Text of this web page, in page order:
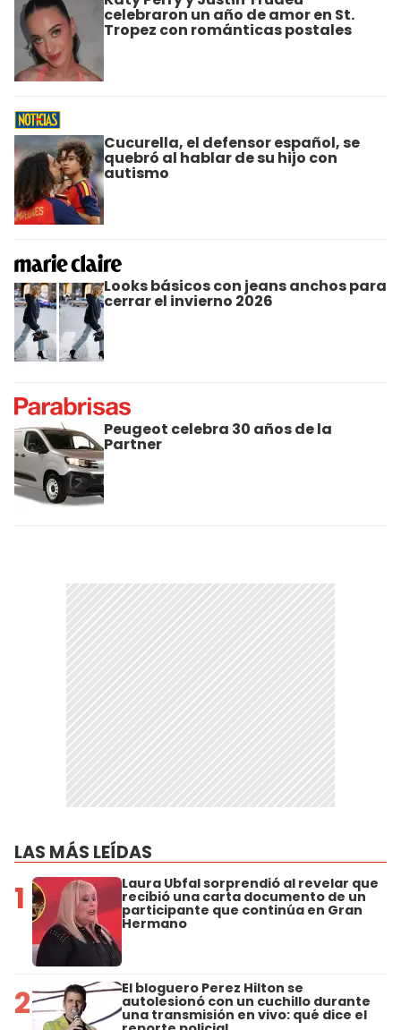
celebraron un año de amor en St.
Tropez con románticas postales
Cucurella, el defensor español, se
quebró al hablar de su hijo con
autismo
Looks básicos con jeans anchos para
cerrar el invierno 2026
Peugeot celebra 30 años de la
Partner
LAS MÁS LEÍDAS
1 Laura Ubfal sorprendió al revelar que
recibió una carta documento de un
participante que continúa en Gran
Hermano
2 El bloguero Perez Hilton se
autolesionó con un cuchillo durante
una transmisión en vivo: qué dice el